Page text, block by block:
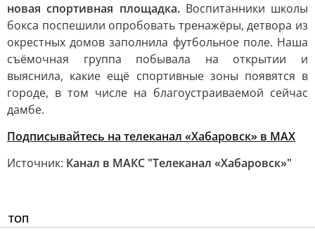
новая спортивная площадка. Воспитанники школы
бокса поспешили опробовать тренажёры, детвора из
окрестных домов заполнила футбольное поле. Наша
съёмочная группа побывала на открытии и
выяснила, какие ещё спортивные зоны появятся в
городе, в том числе на благоустраиваемой сейчас
дамбе.
Подписывайтесь на телеканал «Хабаровск» в MAX
Источник: Канал в МАКС "Телеканал «Хабаровск»"
ТОП